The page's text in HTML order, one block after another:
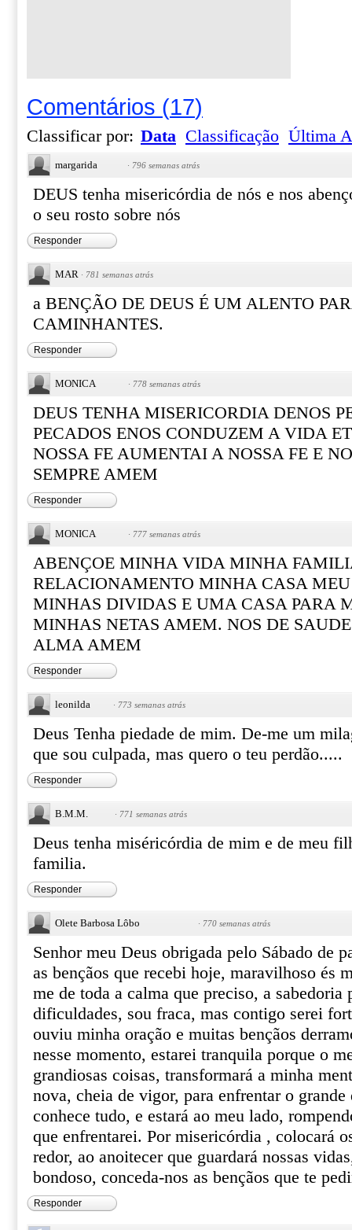
Comentários (17)
Classificar por: Data Classificação Última
margarida · 796 semanas atrás
DEUS tenha misericórdia de nós e nos
o seu rosto sobre nós
Responder
MAR · 781 semanas atrás
a BENÇÃO DE DEUS É UM ALENTO
CAMINHANTES.
Responder
MONICA · 778 semanas atrás
DEUS TENHA MISERICORDIA DENOS
PECADOS ENOS CONDUZEM A VIDA
NOSSA FE AUMENTAI A NOSSA FE E
SEMPRE AMEM
Responder
MONICA · 777 semanas atrás
ABENÇOE MINHA VIDA MINHA
RELACIONAMENTO MINHA CASA
MINHAS DIVIDAS E UMA CASA PARA
MINHAS NETAS AMEM. NOS DE
ALMA AMEM
Responder
leonilda · 773 semanas atrás
Deus Tenha piedade de mim. De-me um
que sou culpada, mas quero o teu perdão.....
Responder
B.M.M. · 771 semanas atrás
Deus tenha miséricórdia de mim e de meu
familia.
Responder
Olete Barbosa Lôbo · 770 semanas atrás
Senhor meu Deus obrigada pelo Sábado de
as bençãos que recebi hoje, maravilhoso és
me de toda a calma que preciso, a sabedoria
dificuldades, sou fraca, mas contigo serei
ouviu minha oração e muitas bençãos
nesse momento, estarei tranquila porque o
grandiosas coisas, transformará a minha
nova, cheia de vigor, para enfrentar o
conhece tudo, e estará ao meu lado,
que enfrentarei. Por misericórdia , colocará
redor, ao anoitecer que guardará nossas
bondoso, conceda-nos as bençãos que te
Responder